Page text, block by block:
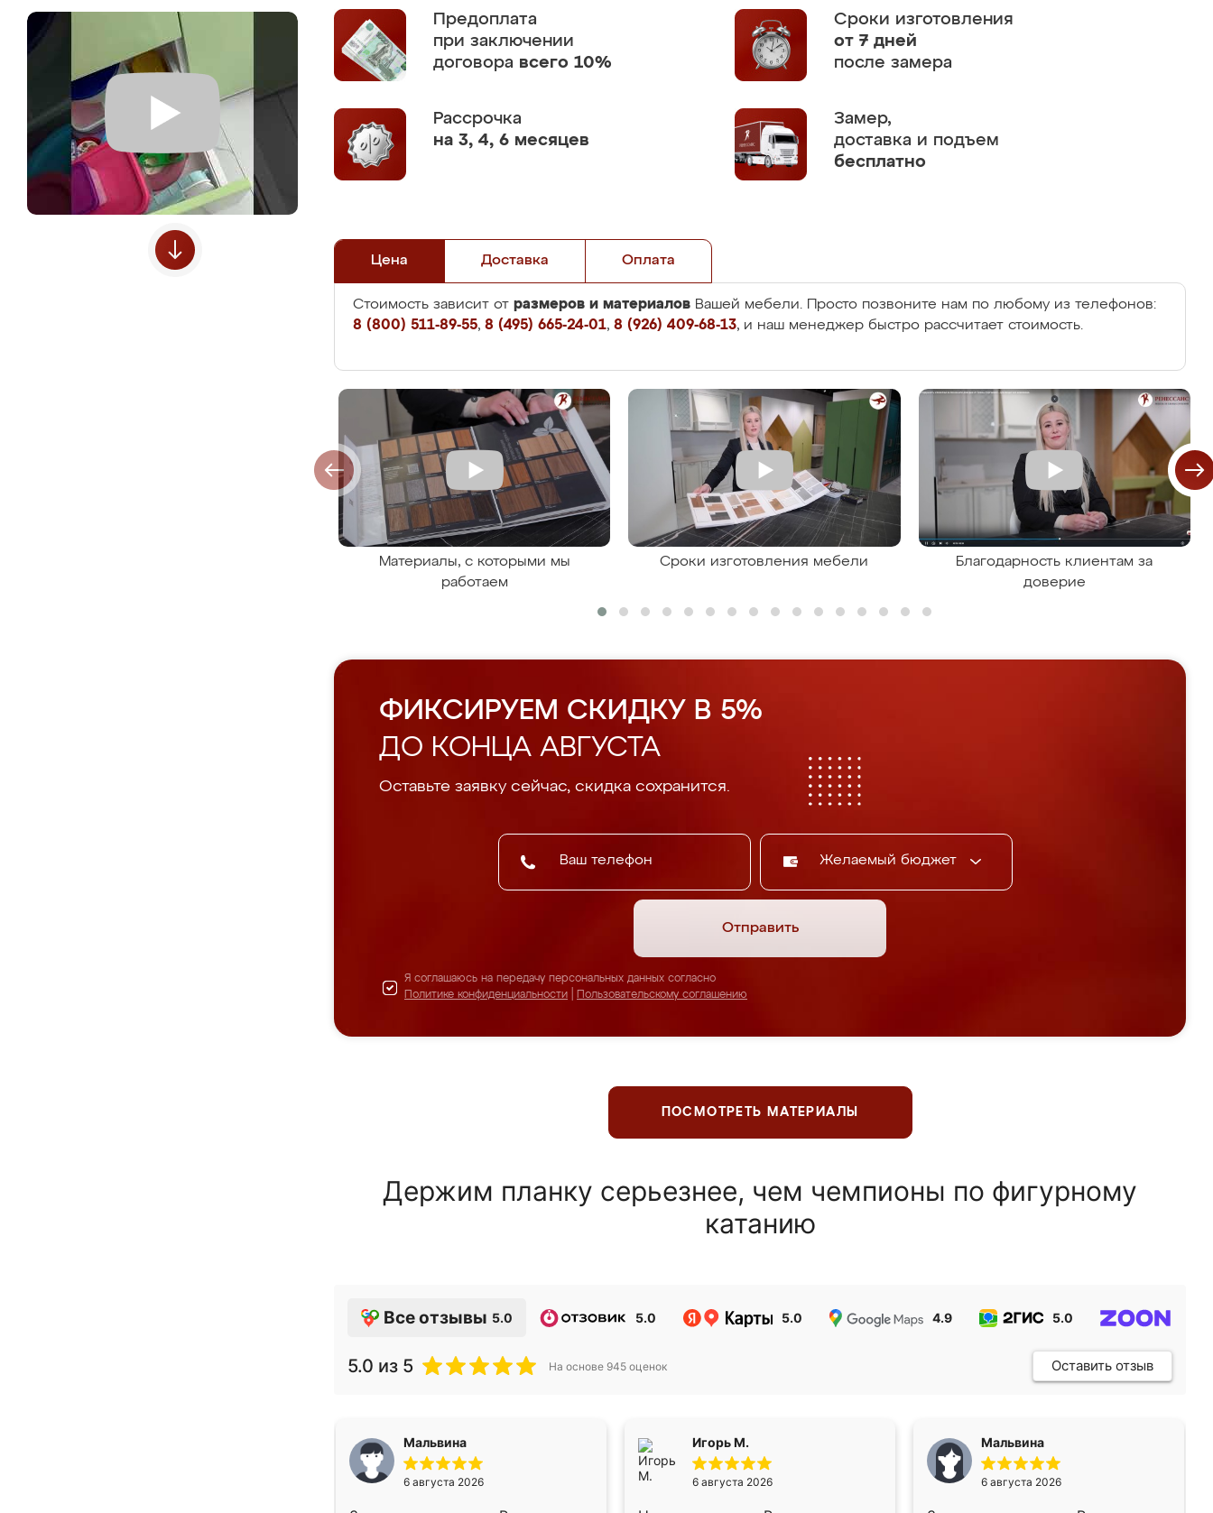
Предоплата
при заключении
договора всего 10%
Сроки изготовления
от 7 дней
после замера
Рассрочка
на 3, 4, 6 месяцев
Замер,
доставка и подъем
бесплатно
Цена Доставка Оплата
Стоимость зависит от размеров и материалов Вашей мебели. Просто позвоните нам по любому из телефонов:
8 (800) 511-89-55, 8 (495) 665-24-01, 8 (926) 409-68-13, и наш менеджер быстро рассчитает стоимость.
Материалы, с которыми мы
работаем
Сроки изготовления мебели
Благодарность клиентам за
доверие
ФИКСИРУЕМ СКИДКУ В 5%
ДО КОНЦА АВГУСТА
Оставьте заявку сейчас, скидка сохранится.
Желаемый бюджет
Отправить
Я соглашаюсь на передачу персональных данных согласно
Политике конфиденциальности
Пользовательскому соглашению
ПОСМОТРЕТЬ МАТЕРИАЛЫ
Держим планку серьезнее, чем чемпионы по фигурному
катанию
Все отзывы 5.0 5.0 5.0 4.9 5.0
5.0 из 5 На основе 945 оценок Оставить отзыв
Мальвина
6 августа 2026
Игорь М.
6 августа 2026
Мальвина
6 августа 2026